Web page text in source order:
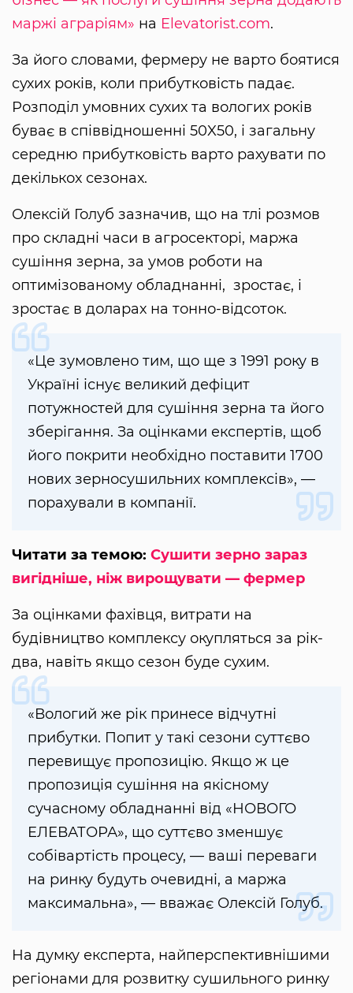
маржі аграріям» на Elevatorist.com.
За його словами, фермеру не варто боятися
сухих років, коли прибутковість падає.
Розподіл умовних сухих та вологих років
буває в співвідношенні 50X50, і загальну
середню прибутковість варто рахувати по
декількох сезонах.
Олексій Голуб зазначив, що на тлі розмов
про складні часи в агросекторі, маржа
сушіння зерна, за умов роботи на
оптимізованому обладнанні, зростає, і
зростає в доларах на тонно-відсоток.
«Це зумовлено тим, що ще з 1991 року в
Україні існує великий дефіцит
потужностей для сушіння зерна та його
зберігання. За оцінками експертів, щоб
його покрити необхідно поставити 1700
нових зерносушильних комплексів», —
порахували в компанії.
Читати за темою: Сушити зерно зараз
вигідніше, ніж вирощувати — фермер
За оцінками фахівця, витрати на
будівництво комплексу окупляться за рік-
два, навіть якщо сезон буде сухим.
«Вологий же рік принесе відчутні
прибутки. Попит у такі сезони суттєво
перевищує пропозицію. Якщо ж це
пропозиція сушіння на якісному
сучасному обладнанні від «НОВОГО
ЕЛЕВАТОРА», що суттєво зменшує
собівартість процесу, — ваші переваги
на ринку будуть очевидні, а маржа
максимальна», — вважає Олексій Голуб.
На думку експерта, найперспективнішими
регіонами для розвитку сушильного ринку